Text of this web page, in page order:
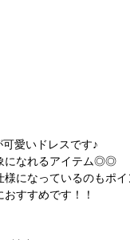
愛いドレスです♪
になれるアイテム◎◎
になっているのもポイ
すすめです！！